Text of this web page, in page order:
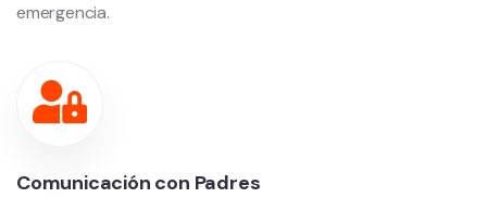
emergencia.
Comunicación con Padres